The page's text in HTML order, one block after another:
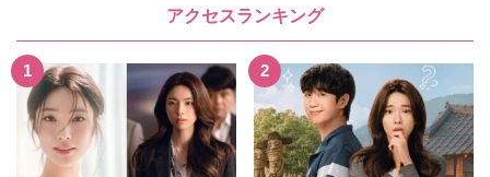
アクセスランキング